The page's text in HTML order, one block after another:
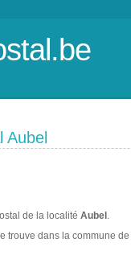
Aubel
de la localité Aubel .
trouve dans la commune de